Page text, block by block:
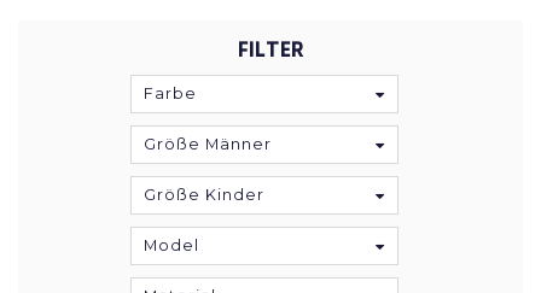
FILTER
Farbe
Größe Männer
Größe Kinder
Model